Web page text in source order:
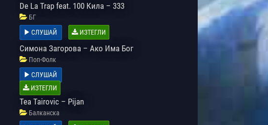
De La Trap feat. 100 Кила – 333
БГ
СЛУШАЙ
ИЗТЕГЛИ
Симона Загорова – Ако Има Бог
Поп-Фолк
СЛУШАЙ
ИЗТЕГЛИ
Tea Tairovic – Pijan
Балканска